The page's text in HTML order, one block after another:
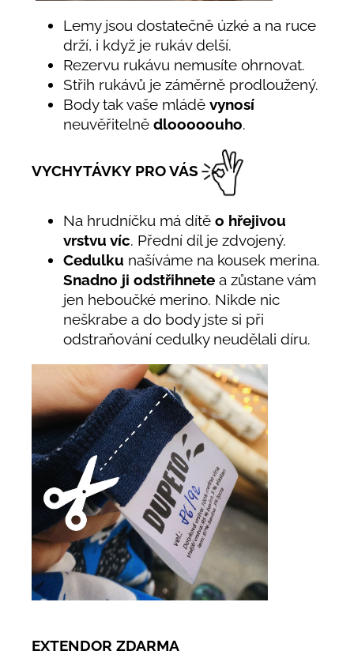
Lemy jsou dostatečně úzké a na ruce
drží, i když je rukáv delší.
Rezervu rukávu nemusíte ohrnovat.
Střih rukávů je záměrně prodloužený.
Body tak vaše mládě vynosí
neuvěřitelně dlooooouho.
VYCHYTÁVKY PRO VÁS
Na hrudníčku má dítě o hřejivou
vrstvu víc. Přední díl je zdvojený.
Cedulku našíváme na kousek merina.
Snadno ji odstřihnete a zůstane vám
jen heboučké merino. Nikde nic
neškrabe a do body jste si při
odstraňování cedulky neudělali díru.
EXTENDOR ZDARMA